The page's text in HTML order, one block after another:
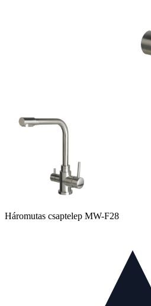
Háromutas csaptelep MW-F28